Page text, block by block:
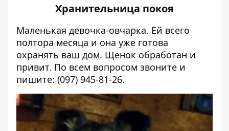
Хранительница покоя
Маленькая девочка-овчарка. Ей всего
полтора месяца и она уже готова
охранять ваш дом. Щенок обработан и
привит. По всем вопросом звоните и
пишите: (097) 945-81-26.